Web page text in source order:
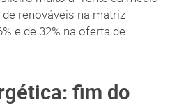
renováveis na matriz
e de 32% na oferta de
fim do